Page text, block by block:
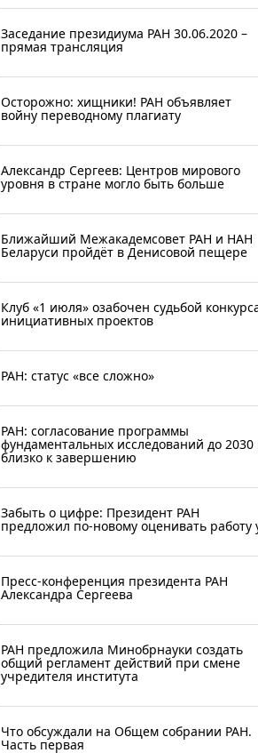
Заседание президиума РАН 30.06.2020 –
прямая трансляция
Осторожно: хищники! РАН объявляет
войну переводному плагиату
Александр Сергеев: Центров мирового
уровня в стране могло быть больше
Ближайший Межакадемсовет РАН и НАН
Беларуси пройдёт в Денисовой пещере
Клуб «1 июля» озабочен судьбой
инициативных проектов
РАН: статус «все сложно»
РАН: согласование программы
фундаментальных исследований до 2030
близко к завершению
Забыть о цифре: Президент РАН
предложил по-новому оценивать работу
Пресс-конференция президента РАН
Александра Сергеева
РАН предложила Минобрнауки создать
общий регламент действий при смене
учредителя института
Что обсуждали на Общем собрании РАН.
Часть первая​​